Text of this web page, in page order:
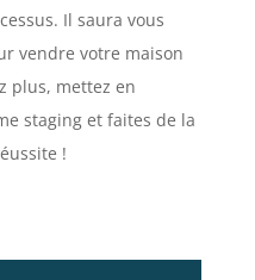
Il saura vous
vendre votre maison
plus, mettez en
staging et faites de la
!